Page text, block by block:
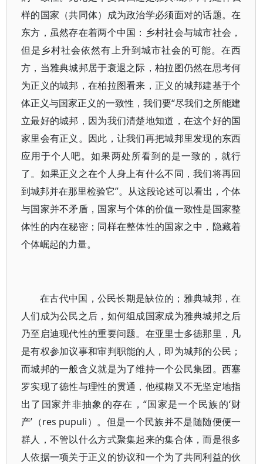
样的国家（共同体）成为政治学必须面对的话题。在
东方，虽然存在着两个中国：乡村社会与城市社会，
但是乡村社会依然有上升到城市社会的可能。在西
方，当雅典城邦居于衰退之际，柏拉图仍然在思考何
为正义的城邦，在柏拉图看来，正义的城邦建基于个
体正义与国家正义的一致性，我们要“尽我们之所能建
立最好的城邦，因为我们清楚地知道，在这个好的国
家里会有正义。因此，让我们再把城邦里发现的东西
应用于个人吧。如果两处所看到的是一致的，就行
了。如果正义之在个人身上有什么不同，我们将再回
到城邦并在那里检验它”。从这段论述可以看出，个体
与国家并不矛盾，国家与个体的价值一致性是国家整
体性的内在秘密；同样在整体性的国家之中，隐藏着
个体崛起的力量。
在古代中国，公民长期是缺位的；雅典城邦，在
人们成为公民之后，如何组成国家成为雅典城邦之后
乃至启迪现代性的重要问题。在亚里士多德那里，凡
是有权参加议事和审判职能的人，即为城邦的公民；
而城邦的一般含义就是为了维持一个公民集团。西塞
罗实现了德性与理性的贯通，他模糊又不无坚定地指
出了国家并非抽象的存在，“国家是一个民族的‘财
产’（res pupuli）。但是一个民族并不是随随便便一
群人，不管以什么方式聚集起来的集合体，而是很多
人依据一项关于正义的协议和一个为了共同利益的伙